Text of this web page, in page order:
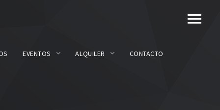
EVENTOS ALQUILER CONTACTO